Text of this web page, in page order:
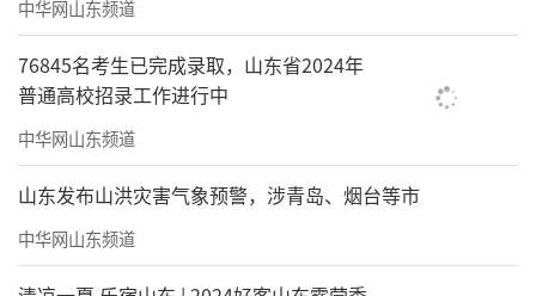
中华网山东频道
76845名考生已完成录取，山东省2024年
普通高校招录工作进行中
中华网山东频道
山东发布山洪灾害气象预警，涉青岛、烟台等市
中华网山东频道